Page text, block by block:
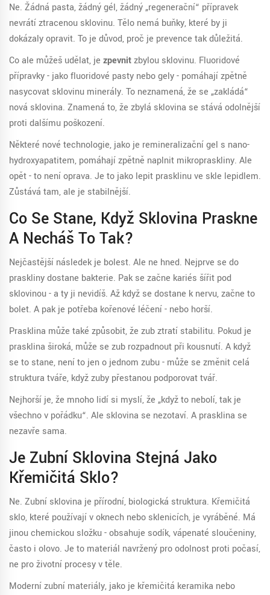
Ne. Žádná pasta, žádný gél, žádný „regenerační“ přípravek
nevrátí ztracenou sklovinu. Tělo nemá buňky, které by ji
dokázaly opravit. To je důvod, proč je prevence tak důležitá.
Co ale můžeš udělat, je zpevnitzbylou sklovinu. Fluoridové
přípravky - jako fluoridové pasty nebo gely - pomáhají zpětně
nasycovat sklovinu minerály. To neznamená, že se „zakládá“
nová sklovina. Znamená to, že zbylá sklovina se stává odolnější
proti dalšímu poškození.
Některé nové technologie, jako je remineralizační gel s nano-
hydroxyapatitem, pomáhají zpětně naplnit mikropraskliny. Ale
opět - to není oprava. Je to jako lepit prasklinu ve skle lepidlem.
Zůstává tam, ale je stabilnější.
Co Se Stane, Když Sklovina Praskne
A Necháš To Tak?
Nejčastější následek je bolest. Ale ne hned. Nejprve se do
praskliny dostane bakterie. Pak se začne kariés šířit pod
sklovinou - a ty ji nevidíš. Až když se dostane k nervu, začne to
bolet. A pak je potřeba kořenové léčení - nebo horší.
Prasklina může také způsobit, že zub ztratí stabilitu. Pokud je
prasklina široká, může se zub rozpadnout při kousnutí. A když
se to stane, není to jen o jednom zubu - může se změnit celá
struktura tváře, když zuby přestanou podporovat tvář.
Nejhorší je, že mnoho lidí si myslí, že „když to nebolí, tak je
všechno v pořádku“. Ale sklovina se nezotaví. A prasklina se
nezavře sama.
Je Zubní Sklovina Stejná Jako
Křemičitá Sklo?
Ne. Zubní sklovina je přírodní, biologická struktura. Křemičitá
sklo, které používají v oknech nebo sklenicích, je vyráběné. Má
jinou chemickou složku - obsahuje sodík, vápenaté sloučeniny,
často i olovo. Je to materiál navržený pro odolnost proti počasí,
ne pro životní procesy v těle.
Moderní zubní materiály, jako je křemičitá keramika nebo